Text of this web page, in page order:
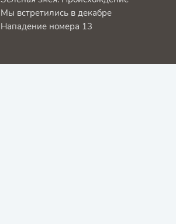
Мы встретились в декабре
Нападение номера 13